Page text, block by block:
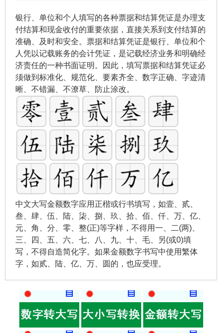
银行、单位和个人填写的各种票据和结算凭证是办理支
付结算和现金收付的重要依据，直接关系到支付结算的
准确、及时和安全。票据和结算凭证是银行、单位和个
人凭以记载账务的会计凭证，是记载经济业务和明确经
济责任的一种书面证明。因此，填写票据和结算凭证必
须做到标准化、规范化、要素齐全、数字正确、字迹清
晰、不错漏、不潦草、防止涂改。
中文大写金额数字应用正楷或行书填写，如壹、贰、
叁、肆、伍、陆、柒、捌、玖、拾、佰、仟、万、亿、
元、角、分、零、整(正)等字样，不得用一、二(两)、
三、四、五、六、七、八、九、十、毛、另(或0)填
写，不得自造简化字。如果金额数字书写中使用繁体
字，如贰、陆、亿、万、圆的，也应受理。